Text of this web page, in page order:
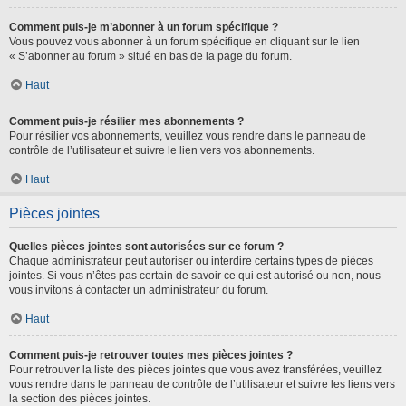
Comment puis-je m’abonner à un forum spécifique ?
Vous pouvez vous abonner à un forum spécifique en cliquant sur le lien
« S’abonner au forum » situé en bas de la page du forum.
Haut
Comment puis-je résilier mes abonnements ?
Pour résilier vos abonnements, veuillez vous rendre dans le panneau de
contrôle de l’utilisateur et suivre le lien vers vos abonnements.
Haut
Pièces jointes
Quelles pièces jointes sont autorisées sur ce forum ?
Chaque administrateur peut autoriser ou interdire certains types de pièces
jointes. Si vous n’êtes pas certain de savoir ce qui est autorisé ou non, nous
vous invitons à contacter un administrateur du forum.
Haut
Comment puis-je retrouver toutes mes pièces jointes ?
Pour retrouver la liste des pièces jointes que vous avez transférées, veuillez
vous rendre dans le panneau de contrôle de l’utilisateur et suivre les liens vers
la section des pièces jointes.